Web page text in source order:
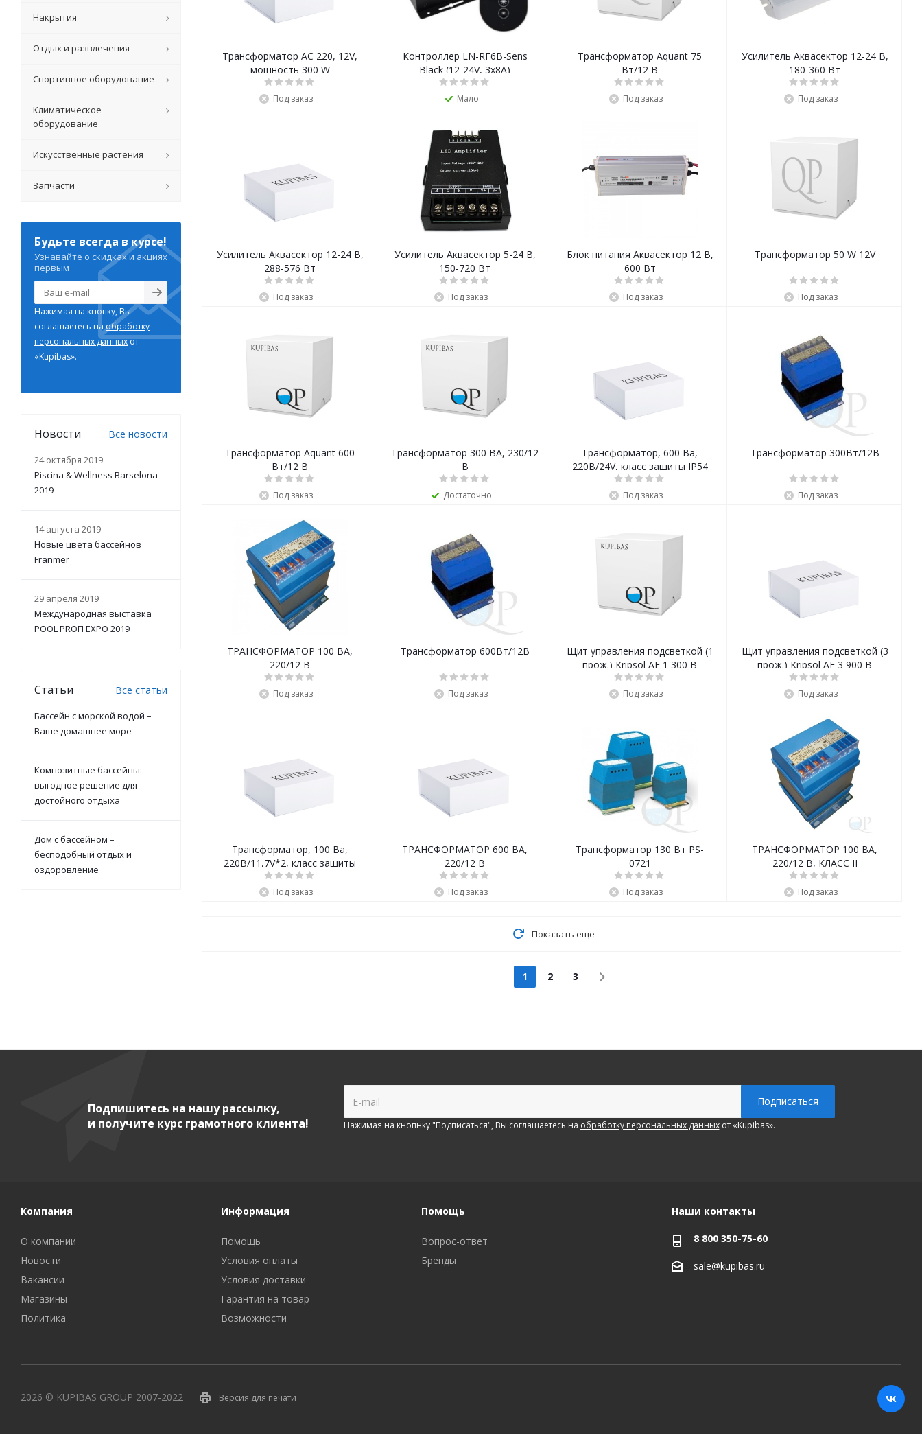
Трансформатор АС 220, 12V,
мощность 300 W
Под заказ
Контроллер LN-RF6B-Sens
Black (12-24V, 3x8A)
Мало
Трансформатор Aquant 75
Вт/12 В
Под заказ
Усилитель Аквасектор 12-24 В,
180-360 Вт
Под заказ
Усилитель Аквасектор 12-24 В,
288-576 Вт
Под заказ
Усилитель Аквасектор 5-24 В,
150-720 Вт
Под заказ
Блок питания Аквасектор 12 В,
600 Вт
Под заказ
Трансформатор 50 W 12V
Под заказ
Трансформатор Aquant 600
Вт/12 В
Под заказ
Трансформатор 300 ВА, 230/12
В
Достаточно
Трансформатор, 600 Ва,
220В/24V, класс защиты IP54
Под заказ
Трансформатор 300Вт/12В
Под заказ
ТРАНСФОРМАТОР 100 ВА,
220/12 В
Под заказ
Трансформатор 600Вт/12В
Под заказ
Щит управления подсветкой (1
прож.) Кripsol AF 1 300 В
Под заказ
Щит управления подсветкой (3
прож.) Кripsol AF 3 900 В
Под заказ
Трансформатор, 100 Ва,
220В/11,7V*2, класс защиты
IP54
Под заказ
ТРАНСФОРМАТОР 600 ВА,
220/12 В
Под заказ
Трансформатор 130 Вт PS-
0721
Под заказ
ТРАНСФОРМАТОР 100 ВА,
220/12 В, КЛАСС II
Под заказ
Показать еще
1 2 3
Накрытия
Отдых и развлечения
Спортивное оборудование
Климатическое
оборудование
Искусственные растения
Запчасти
Будьте всегда в курсе!
Узнавайте о скидках и акциях
первым
Нажимая на кнопку, Вы
соглашаетесь наобработку
персональных данныхот
«Kupibas».
Новости Все новости
24 октября 2019
Piscina & Wellness Barselona
2019
14 августа 2019
Новые цвета бассейнов
Franmer
29 апреля 2019
Международная выставка
POOL PROFI EXPO 2019
Статьи Все статьи
Бассейн с морской водой –
Ваше домашнее море
Композитные бассейны:
выгодное решение для
достойного отдыха
Дом с бассейном –
бесподобный отдых и
оздоровление
Подпишитесь на нашу рассылку,
и получите курс грамотного клиента!
Нажимая на кнопнку "Подписаться", Вы соглашаетесь на обработку персональных данныхот «Kupibas».
Компания
О компании
Новости
Вакансии
Магазины
Политика
Информация
Помощь
Условия оплаты
Условия доставки
Гарантия на товар
Возможности
Помощь
Вопрос-ответ
Бренды
Наши контакты
8 800 350-75-60
sale@kupibas.ru
2026 © KUPIBAS GROUP 2007-2022 Версия для печати